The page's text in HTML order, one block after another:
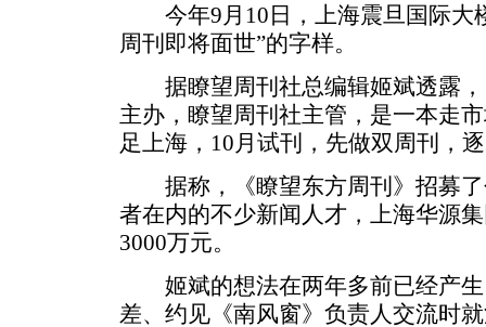
今年9月10日，上海震旦国际大
周刊即将面世”的字样。
据瞭望周刊社总编辑姬斌透露，
主办，瞭望周刊社主管，是一本走
足上海，10月试刊，先做双周刊，
据称，《瞭望东方周刊》招募了
者在内的不少新闻人才，上海华源
3000万元。
姬斌的想法在两年多前已经产生
差、约见《南风窗》负责人交流时